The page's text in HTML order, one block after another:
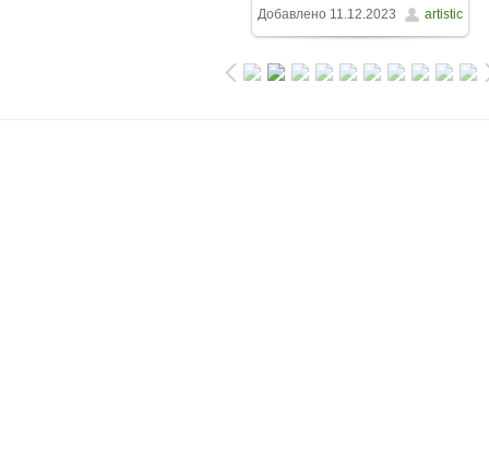
Добавлено 11.12.2023 artistic